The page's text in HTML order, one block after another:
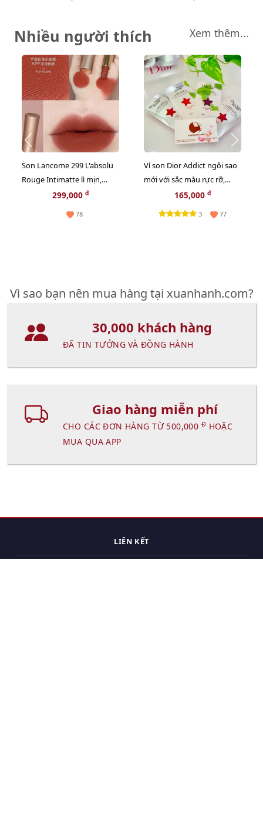
Nhiều người thích Xem thêm...
Son Lancome 299 L'absolu
Rouge Intimatte lì mịn,
French Cashmere cam đỏ
299,000 đ
78
Vỉ son Dior Addict ngôi sao
mới với sắc màu rực rỡ,
bóng mượt, giữ ẩm 24h
165,000 đ
3 77
Vì sao bạn nên mua hàng tại xuanhanh.com?
30,000 khách hàng
ĐÃ TIN TƯỞNG VÀ ĐỒNG HÀNH
Giao hàng miễn phí
CHO CÁC ĐƠN HÀNG TỪ 500,000 Đ HOẶC
MUA QUA APP
LIÊN KẾT